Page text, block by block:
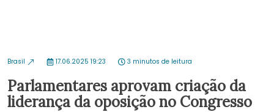
Brasil 17.06.2025 19:23 3 minutos de leitura
Parlamentares aprovam criação da
liderança da oposição no Congresso